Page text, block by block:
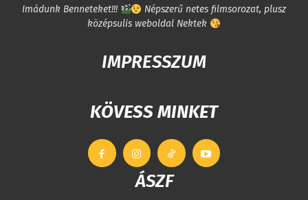
Imádunk Benneteket!!!
Népszerű netes filmsorozat, plusz
középsulis weboldal Nektek
IMPRESSZUM
KÖVESS MINKET
ÁSZF